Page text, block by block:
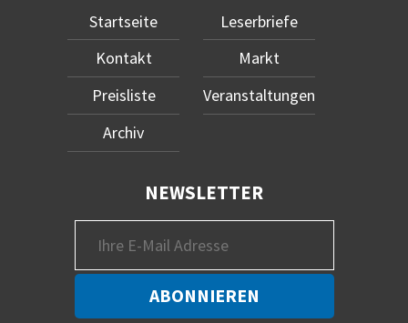
Startseite
Kontakt
Preisliste
Archiv
Leserbriefe
Markt
Veranstaltungen
NEWSLETTER